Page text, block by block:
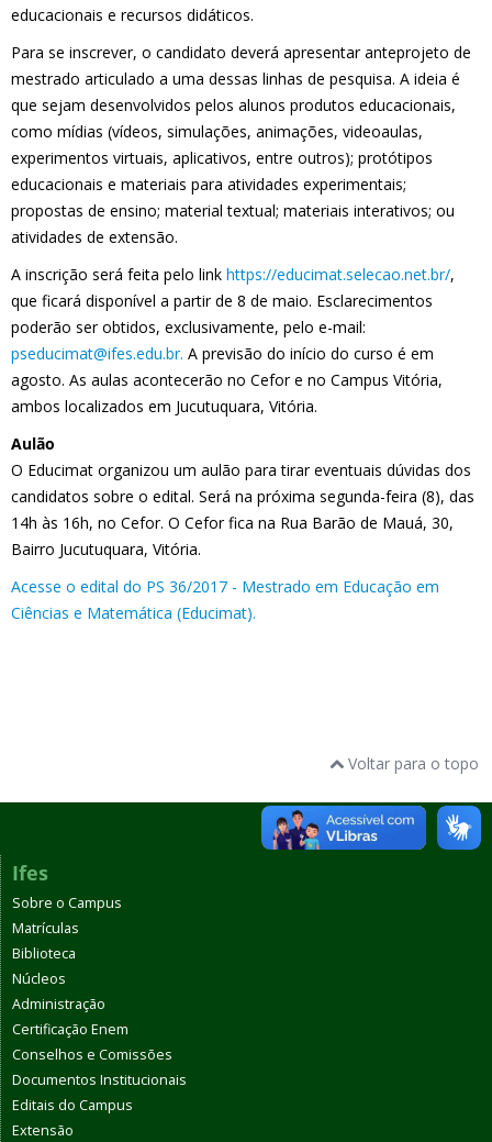
educacionais e recursos didáticos.
Para se inscrever, o candidato deverá apresentar anteprojeto de
mestrado articulado a uma dessas linhas de pesquisa. A ideia é
que sejam desenvolvidos pelos alunos produtos educacionais,
como mídias (vídeos, simulações, animações, videoaulas,
experimentos virtuais, aplicativos, entre outros); protótipos
educacionais e materiais para atividades experimentais;
propostas de ensino; material textual; materiais interativos; ou
atividades de extensão.
A inscrição será feita pelo link https://educimat.selecao.net.br/,
que ficará disponível a partir de 8 de maio. Esclarecimentos
poderão ser obtidos, exclusivamente, pelo e-mail:
pseducimat@ifes.edu.br. A previsão do início do curso é em
agosto. As aulas acontecerão no Cefor e no Campus Vitória,
ambos localizados em Jucutuquara, Vitória.
Aulão
O Educimat organizou um aulão para tirar eventuais dúvidas dos
candidatos sobre o edital. Será na próxima segunda-feira (8), das
14h às 16h, no Cefor. O Cefor fica na Rua Barão de Mauá, 30,
Bairro Jucutuquara, Vitória.
Acesse o edital do PS 36/2017 - Mestrado em Educação em
Ciências e Matemática (Educimat).
Voltar para o topo
Ifes
Sobre o Campus
Matrículas
Biblioteca
Núcleos
Administração
Certificação Enem
Conselhos e Comissões
Documentos Institucionais
Editais do Campus
Extensão